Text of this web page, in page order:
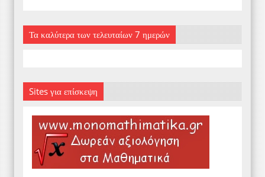
Τα καλύτερα των τελευταίων 7 ημερών
Sites για επίσκεψη